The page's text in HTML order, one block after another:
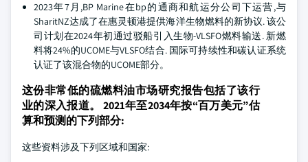
2023年7月,BP Marine在bp的通商和航运分公司下运营,与
SharitNZ达成了在惠灵顿港提供海洋生物燃料的新协议. 该公
司计划在2024年初通过驳船引入生物-VLSFO燃料输送. 新燃
料将24%的UCOME与VLSFO结合. 国际可持续性和碳认证系统
认证了该混合物的UCOME部分。
这份非常低的硫燃料油市场研究报告包括了该行
业的深入报道。 2021年至2034年按“百万美元”估
算和预测的下列部分:
这些资料涉及下列区域和国家: